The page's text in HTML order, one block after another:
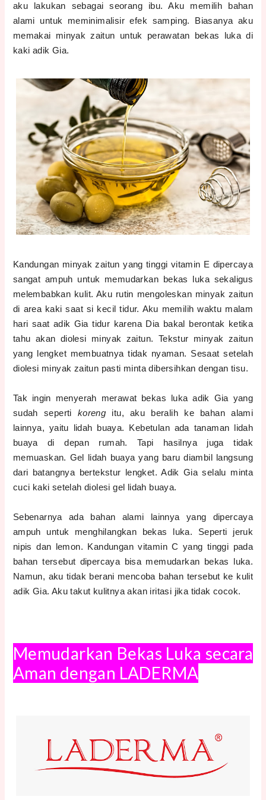
aku lakukan sebagai seorang ibu. Aku memilih bahan
alami untuk meminimalisir efek samping. Biasanya aku
memakai minyak zaitun untuk perawatan bekas luka di
kaki adik Gia.
Kandungan minyak zaitun yang tinggi vitamin E dipercaya
sangat ampuh untuk memudarkan bekas luka sekaligus
melembabkan kulit. Aku rutin mengoleskan minyak zaitun
di area kaki saat si kecil tidur. Aku memilih waktu malam
hari saat adik Gia tidur karena Dia bakal berontak ketika
tahu akan diolesi minyak zaitun. Tekstur minyak zaitun
yang lengket membuatnya tidak nyaman. Sesaat setelah
diolesi minyak zaitun pasti minta dibersihkan dengan tisu.
Tak ingin menyerah merawat bekas luka adik Gia yang
sudah seperti koreng itu, aku beralih ke bahan alami
lainnya, yaitu lidah buaya. Kebetulan ada tanaman lidah
buaya di depan rumah. Tapi hasilnya juga tidak
memuaskan. Gel lidah buaya yang baru diambil langsung
dari batangnya bertekstur lengket. Adik Gia selalu minta
cuci kaki setelah diolesi gel lidah buaya.
Sebenarnya ada bahan alami lainnya yang dipercaya
ampuh untuk menghilangkan bekas luka. Seperti jeruk
nipis dan lemon. Kandungan vitamin C yang tinggi pada
bahan tersebut dipercaya bisa memudarkan bekas luka.
Namun, aku tidak berani mencoba bahan tersebut ke kulit
adik Gia. Aku takut kulitnya akan iritasi jika tidak cocok.
Memudarkan Bekas Luka secara
Aman dengan LADERMA